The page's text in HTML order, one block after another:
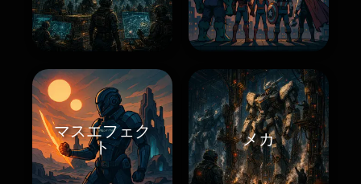
マスエフェク
ト
メカ